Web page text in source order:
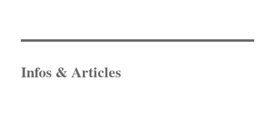
Infos & Articles